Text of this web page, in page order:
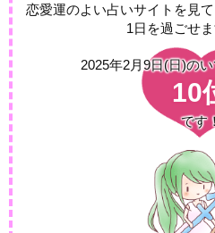
恋愛運のよい占いサイトを見
1日を過ごせ
2025年2月9日(日)の
10
です